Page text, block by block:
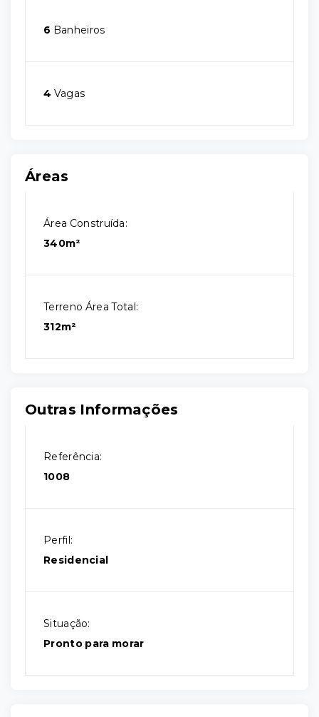
6 Banheiros
4 Vagas
Áreas
Área Construída:
340m²
Terreno Área Total:
312m²
Outras Informações
Referência:
1008
Perfil:
Residencial
Situação:
Pronto para morar